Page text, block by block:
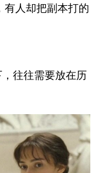
人却把副本打的
往往需要放在历